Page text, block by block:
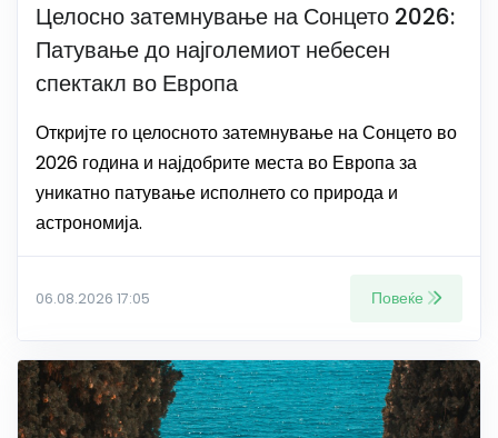
Целосно затемнување на Сонцето 2026:
Патување до најголемиот небесен
спектакл во Европа
Откријте го целосното затемнување на Сонцето во
2026 година и најдобрите места во Европа за
уникатно патување исполнето со природа и
астрономија.
06.08.2026 17:05 Повеќе